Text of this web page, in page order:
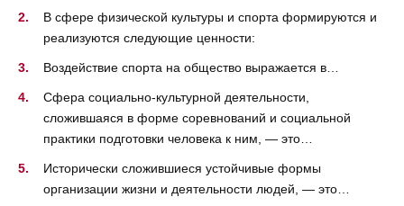
В сфере физической культуры и спорта формируются и
реализуются следующие ценности:
Воздействие спорта на общество выражается в…
Сфера социально-культурной деятельности,
сложившаяся в форме соревнований и социальной
практики подготовки человека к ним, — это…
Исторически сложившиеся устойчивые формы
организации жизни и деятельности людей, — это…